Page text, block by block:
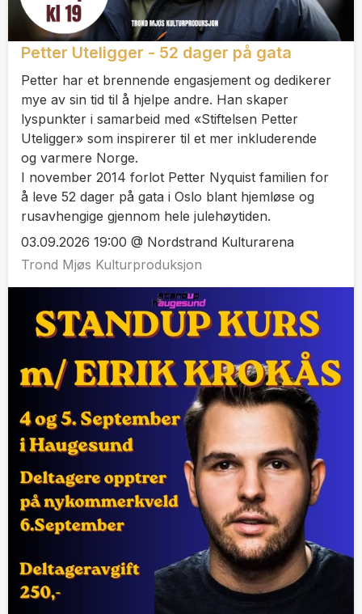
Petter Uteligger - 52 dager på gata
Petter har et brennende engasjement og dedikerer
mye av sin tid til å hjelpe andre. Han skaper
lyspunkter i samarbeid med «Stiftelsen Petter
Uteligger» som inspirerer til et mer inkluderende
og varmere Norge.
I november 2014 forlot Petter Nyquist familien for
å leve 52 dager på gata i Oslo blant hjemløse og
rusavhengige gjennom hele julehøytiden.
03.09.2026 19:00 @ Nordstrand Kulturarena
Trond Mjøs Kulturproduksjon